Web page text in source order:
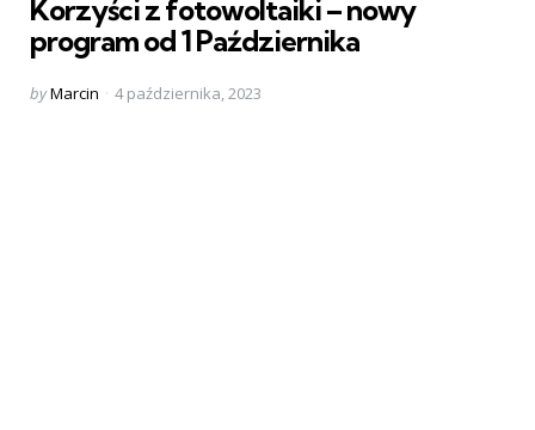
Korzyści z fotowoltaiki – nowy
program od 1 Października
Posted
byMarcin 4 października, 2023